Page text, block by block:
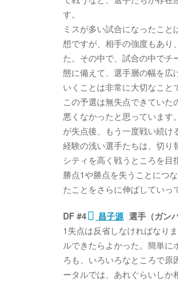
す。
ミスが多い試合になったこ
想ですが、相手の強度もあり
た。その中で、試合の中で
態に備えて、選手層の幅を広
いくことは非常に大切なこと
この予選は無失点できてい
悪くなかったと思っています
が失点後、もう一度戦い続け
経験の浅い選手たちは、切り
シティを高く戦うところを
勝点1や勝点を失うことにつ
たことをさらに伸ばしていっ
DF #4 昌子源 選手（ガン
1失点は反省しなければなり
ルできたらよかった。簡単に
ろも、いろいろなところで原
ータルでは、あれぐらいし